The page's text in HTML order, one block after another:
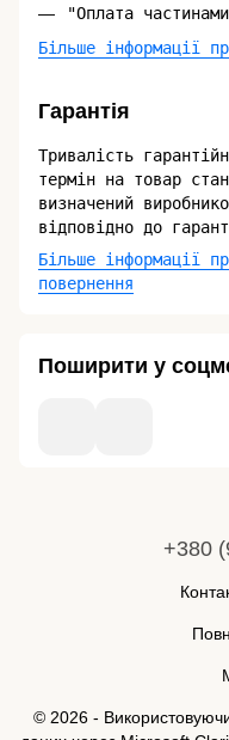
"Оплата
Більше інформації
Гарантія
Тривалість
термін на товар
визначений
відповідно до
Більше інформації
повернення
Поширити у
+380
© 2026 -